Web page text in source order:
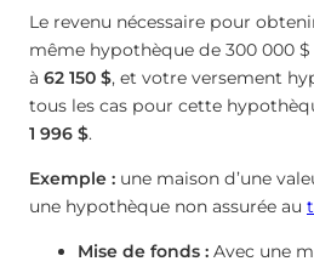
Le revenu nécessaire pour
même hypothèque de 300 000
à 62 150 $, et votre versement
tous les cas pour cette
1 996 $.
Exemple : une maison d’une
une hypothèque non assurée au
Mise de fonds : Avec une